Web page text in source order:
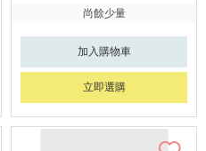
尚餘少量
加入購物車
立即選購